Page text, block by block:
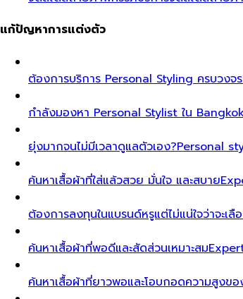
แก้ปัญหาการแต่งตัว
ต้องการบริการ Personal Styling ครบวงจ
กำลังมองหา Personal Stylist ใน
ยุ่งมากจนไม่มีเวลาดูแลตัวเอง?Personal
ค้นหาเสื้อผ้าที่ใส่แล้วสวย มั่นใจ และสบาย
ต้องการลงทุนในแบรนด์หรูแต่ไม่แน่ใจว่าจะเลือ
ค้นหาเสื้อผ้าที่พอดีและสัดส่วนเหมาะสม
ค้นหาเสื้อผ้าที่ยาวพอและโอบกอดความสูงข